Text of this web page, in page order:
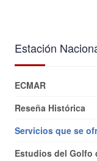
Estación
ECMAR
Reseña Histórica
Servicios que se
Estudios del Golfo